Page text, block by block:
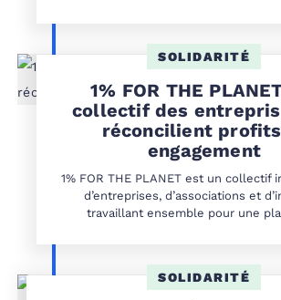
SOLIDARITÉ
1% FOR THE
collectif des
réconcilient
engagement
1% FOR THE PLANET est un collectif
d’entreprises, d’associations et
travaillant ensemble pour une
SOLIDARITÉ